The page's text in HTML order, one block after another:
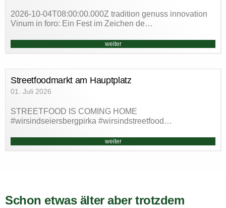
2026-10-04T08:00:00.000Z tradition genuss innovation
Vinum in foro: Ein Fest im Zeichen de…
weiter
Streetfoodmarkt am Hauptplatz
01. Juli 2026
STREETFOOD IS COMING HOME
#wirsindseiersbergpirka #wirsindstreetfood…
weiter
Schon etwas älter aber trotzdem